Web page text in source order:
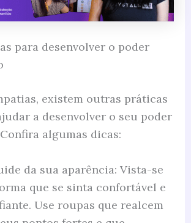
para desenvolver o poder
existem outras práticas
a desenvolver o seu poder
algumas dicas:
da sua aparência: Vista-se
que se sinta confortável e
Use roupas que realcem